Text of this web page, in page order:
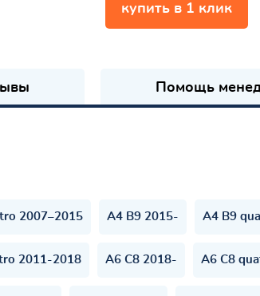
купить в 1 клик
Помощь
2007–2015 A4 B9 2015- A4 B9
2011-2018 A6 C8 2018- A6 C8